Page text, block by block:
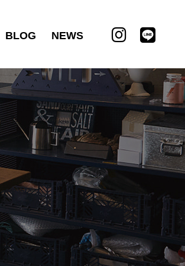
BLOG NEWS